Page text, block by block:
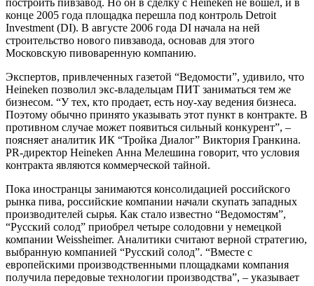
построить пивзавод. Но он в сделку с Heineken не вошел, и в
конце 2005 года площадка перешла под контроль Detroit
Investment (DI). В августе 2006 года DI начала на ней
строительство нового пивзавода, основав для этого
Московскую пивоваренную компанию.
Экспертов, привлеченных газетой “Ведомости”, удивило, что
Heineken позволил экс-владельцам ПИТ заниматься тем же
бизнесом. “У тех, кто продает, есть ноу-хау ведения бизнеса.
Поэтому обычно принято указывать этот пункт в контракте. В
противном случае может появиться сильный конкурент”, –
поясняет аналитик ИК “Тройка Диалог” Виктория Гранкина.
PR-директор Heineken Анна Мелешина говорит, что условия
контракта являются коммерческой тайной.
Пока иностранцы занимаются консолидацией российского
рынка пива, российские компании начали скупать западных
производителей сырья. Как стало известно “Ведомостям”,
“Русский солод” приобрел четыре солодовни у немецкой
компании Weissheimer. Аналитики считают верной стратегию,
выбранную компанией “Русский солод”. “Вместе с
европейскими производственными площадками компания
получила передовые технологии производства”, – указывает